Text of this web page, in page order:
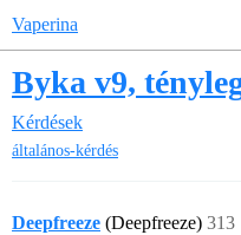
Vaperina
Byka v9,
Kérdések
általános-kérdés
Deepfreeze (Deepfreeze) 313